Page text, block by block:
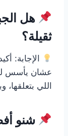
هل
ثقيلة؟
الإجابة:
عشان يأسس
اللي بتعلقها،
شنو